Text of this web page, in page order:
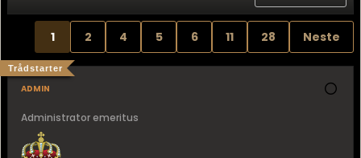
1 2 4 5 6 11 28 Neste
admin
Trådstarter
Administrator emeritus